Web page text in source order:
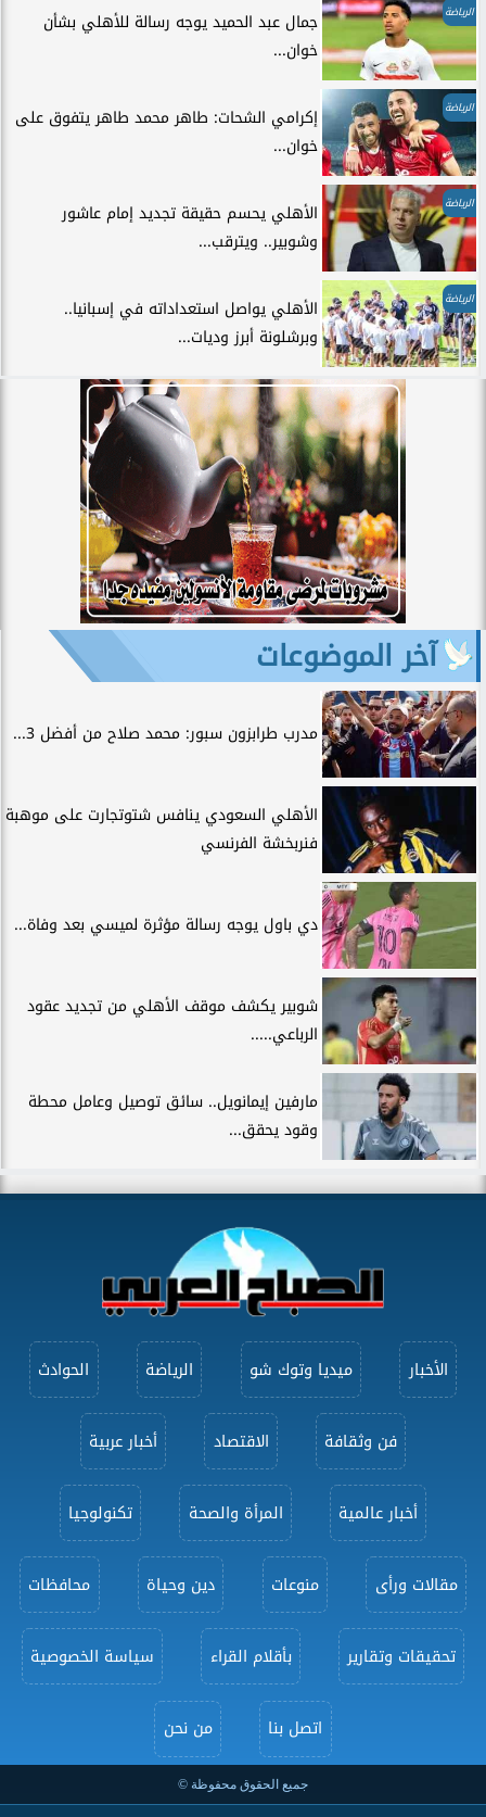
الرياضة
جمال عبد الحميد يوجه رسالة للأهلي بشأن
خوان...
الرياضة
إكرامي الشحات: طاهر محمد طاهر يتفوق على
خوان...
الرياضة
الأهلي يحسم حقيقة تجديد إمام عاشور
وشوبير.. ويترقب...
الرياضة
الأهلي يواصل استعداداته في إسبانيا..
وبرشلونة أبرز وديات...
آخر الموضوعات
مدرب طرابزون سبور: محمد صلاح من أفضل 3...
الأهلي السعودي ينافس شتوتجارت على موهبة
فنربخشة الفرنسي
دي باول يوجه رسالة مؤثرة لميسي بعد وفاة...
شوبير يكشف موقف الأهلي من تجديد عقود
الرباعي.....
مارفين إيمانويل.. سائق توصيل وعامل محطة
وقود يحقق...
الأخبار ميديا وتوك شو الرياضة الحوادث
فن وثقافة الاقتصاد أخبار عربية
أخبار عالمية المرأة والصحة تكنولوجيا
مقالات ورأى منوعات دين وحياة محافظات
تحقيقات وتقارير بأقلام القراء سياسة الخصوصية
اتصل بنا من نحن
جميع الحقوق محفوظة ©